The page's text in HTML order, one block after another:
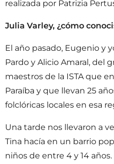
realizada por Patrizia
Julia Varley, ¿cómo
El año pasado, Eugenio y
Pardo y Alicio Amaral, del
maestros de la ISTA que
Paraíba y que llevan 25
folclóricas locales en esa
Una tarde nos llevaron a
Tina hacía en un barrio
niños de entre 4 y 14